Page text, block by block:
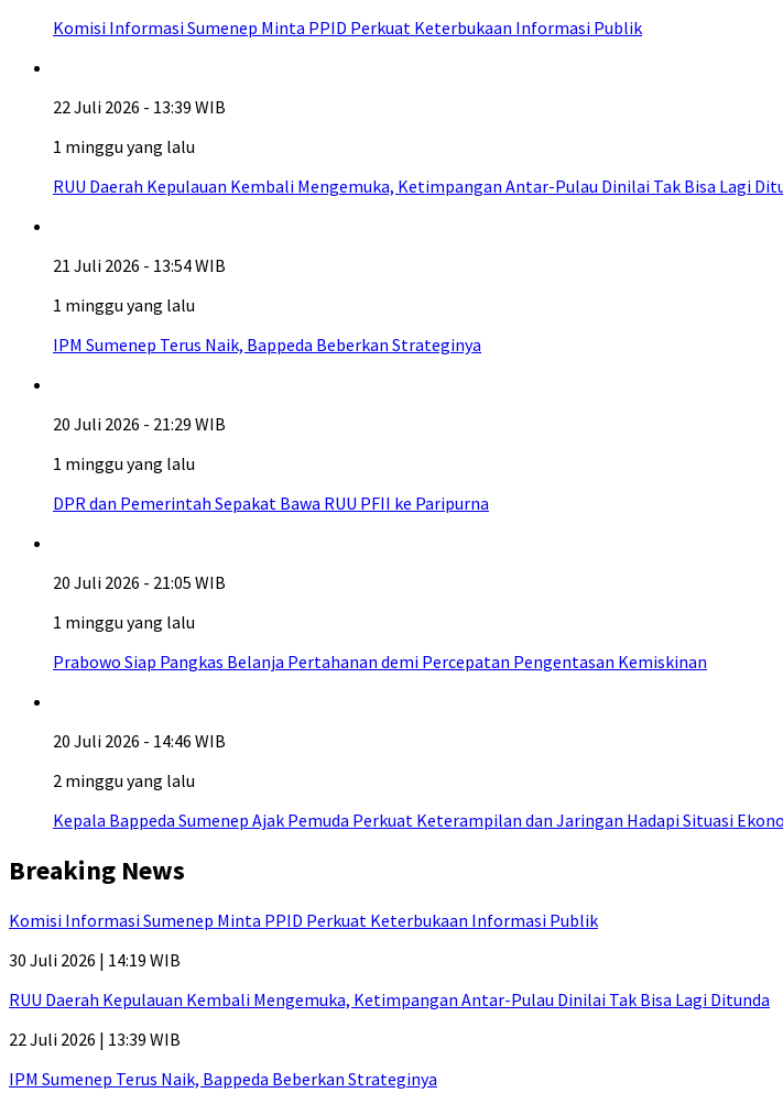
Komisi Informasi Sumenep Minta PPID Perkuat Keterbukaan Informasi Publik
22 Juli 2026 - 13:39 WIB
1 minggu yang lalu
RUU Daerah Kepulauan Kembali Mengemuka, Ketimpangan Antar-Pulau Dinilai Tak Bisa Lagi
21 Juli 2026 - 13:54 WIB
1 minggu yang lalu
IPM Sumenep Terus Naik, Bappeda Beberkan Strateginya
20 Juli 2026 - 21:29 WIB
1 minggu yang lalu
DPR dan Pemerintah Sepakat Bawa RUU PFII ke Paripurna
20 Juli 2026 - 21:05 WIB
1 minggu yang lalu
Prabowo Siap Pangkas Belanja Pertahanan demi Percepatan Pengentasan Kemiskinan
20 Juli 2026 - 14:46 WIB
2 minggu yang lalu
Kepala Bappeda Sumenep Ajak Pemuda Perkuat Keterampilan dan Jaringan Hadapi Situasi
Breaking News
Komisi Informasi Sumenep Minta PPID Perkuat Keterbukaan Informasi Publik
30 Juli 2026 | 14:19 WIB
RUU Daerah Kepulauan Kembali Mengemuka, Ketimpangan Antar-Pulau Dinilai Tak Bisa Lagi Ditunda
22 Juli 2026 | 13:39 WIB
IPM Sumenep Terus Naik, Bappeda Beberkan Strateginya